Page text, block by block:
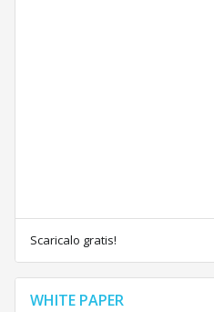
Scaricalo gratis!
WHITE PAPER